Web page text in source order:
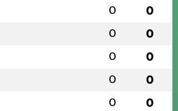
0 0
0 0
0 0
0 0
0 0